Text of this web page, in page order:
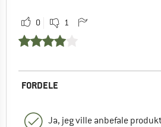
0 1
FORDELE
Ja, jeg ville anbefale